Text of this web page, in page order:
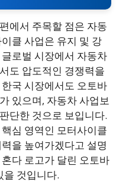
에서 주목할 점은 자동
클 사업은 유지 및 강
로벌 시장에서 자동차
도 압도적인 경쟁력을
국 시장에서도 오토바
있으며, 자동차 사업보
단한 것으로 보입니다.
심 영역인 모터사이클
을 높여가겠다고 설명
다 로고가 달린 오토바
을 것입니다.